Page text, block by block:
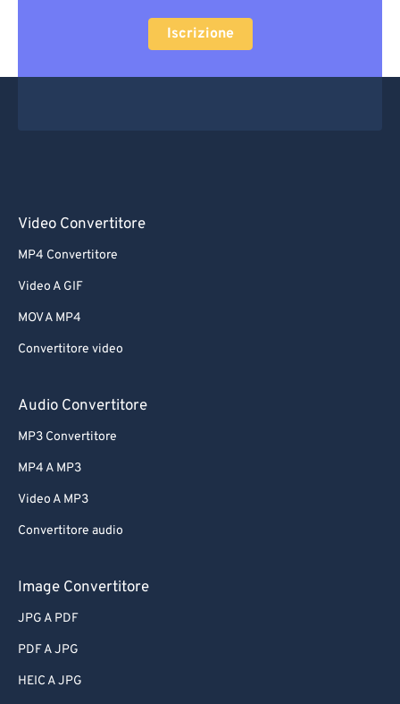
Iscrizione
Video Convertitore
MP4 Convertitore
Video A GIF
MOV A MP4
Convertitore video
Audio Convertitore
MP3 Convertitore
MP4 A MP3
Video A MP3
Convertitore audio
Image Convertitore
JPG A PDF
PDF A JPG
HEIC A JPG